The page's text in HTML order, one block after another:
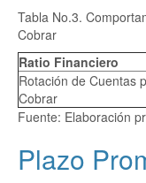
Tabla No.3.
Cobrar
Ratio Financiero
Rotación de Cuentas
Cobrar
Fuente: Elaboración
Plazo